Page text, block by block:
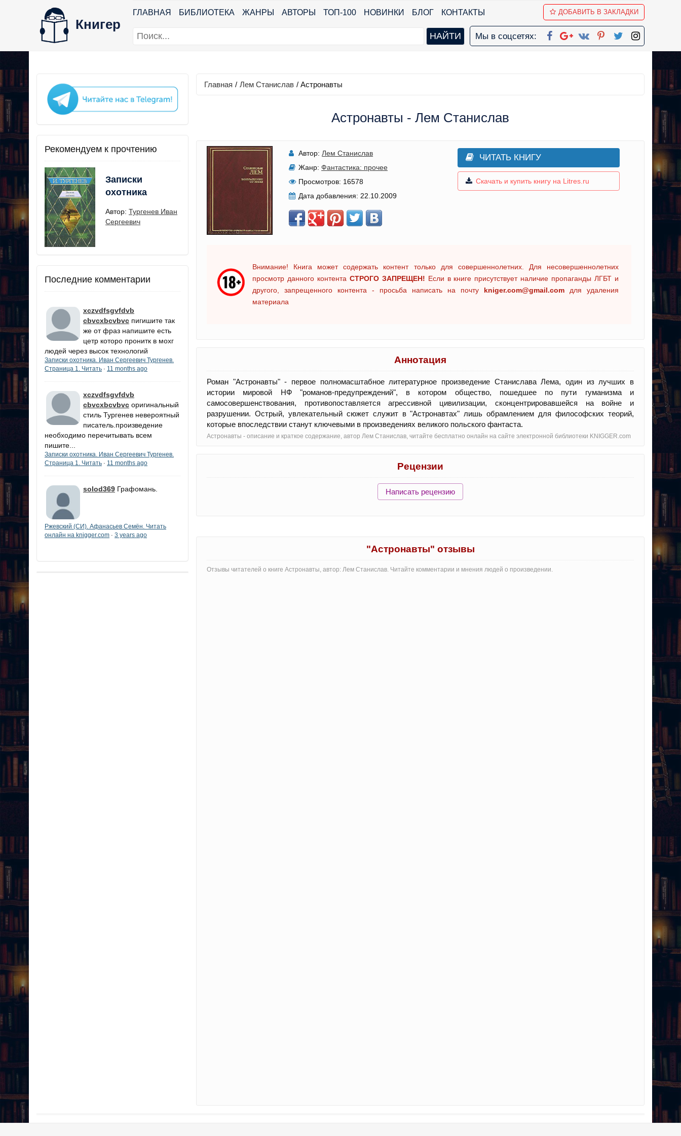
Книгер
ГЛАВНАЯ БИБЛИОТЕКА ЖАНРЫ АВТОРЫ ТОП-100 НОВИНКИ БЛОГ КОНТАКТЫ ДОБАВИТЬ В ЗАКЛАДКИ
Мы в соцсетях:
Рекомендуем к прочтению
Записки
охотника
Автор: Тургенев Иван
Сергеевич
Последние комментарии
xczvdfsgvfdvb
cbvcxbcvbvc пигишите так
же от фраз напишите есть
цетр которо пронитк в мохг
людей через высок технологий
Записки охотника. Иван Сергеевич Тургенев.
Страница 1. Читать · 11 months ago
xczvdfsgvfdvb
cbvcxbcvbvc оригинальный
стиль Тургенев невероятный
писатель.произведение
необходимо перечитывать всем
пишите...
Записки охотника. Иван Сергеевич Тургенев.
Страница 1. Читать · 11 months ago
solod369 Графомань.
Ржевский (СИ). Афанасьев Семён. Читать
онлайн на knigger.com · 3 years ago
Главная / Лем Станислав / Астронавты
Астронавты - Лем Станислав
Автор: Лем Станислав
Жанр: Фантастика: прочее
Просмотров: 16578
Дата добавления: 22.10.2009
ЧИТАТЬ КНИГУ
Скачать и купить книгу на Litres.ru
Внимание! Книга может содержать контент только для совершеннолетних. Для несовершеннолетних
просмотр данного контента СТРОГО ЗАПРЕЩЕН! Если в книге присутствует наличие пропаганды ЛГБТ и
другого, запрещенного контента - просьба написать на почту kniger.com@gmail.com для удаления
материала
Аннотация
Роман "Астронавты" - первое полномасштабное литературное произведение Станислава Лема, один из лучших в
истории мировой НФ "романов-предупреждений", в котором общество, пошедшее по пути гуманизма и
самосовершенствования, противопоставляется агрессивной цивилизации, сконцентрировавшейся на войне и
разрушении. Острый, увлекательный сюжет служит в "Астронавтах" лишь обрамлением для философских теорий,
которые впоследствии станут ключевыми в произведениях великого польского фантаста.
Астронавты - oписание и краткое содержание, автор Лем Станислав, читайте бесплатно онлайн на сайте электронной библиотеки KNIGGER.com
Рецензии
Написать рецензию
"Астронавты" отзывы
Отзывы читателей о книге Астронавты, автор: Лем Станислав. Читайте комментарии и мнения людей о произведении.